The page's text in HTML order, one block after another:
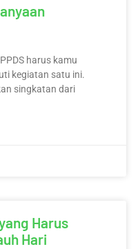
harus kamu
kegiatan satu ini.
singkatan dari
Harus
Hari